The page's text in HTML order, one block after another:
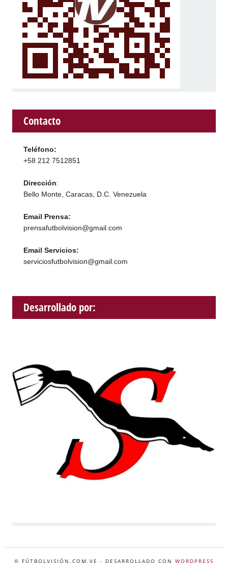
Contacto
Teléfono:
+58 212 7512851
Dirección:
Bello Monte, Caracas, D.C. Venezuela
Email Prensa:
prensafutbolvision@gmail.com
Email Servicios:
serviciosfutbolvision@gmail.com
Desarrollado por:
© FÚTBOLVISIÓN.COM.VE - DESARROLLADO CON WORDPRESS